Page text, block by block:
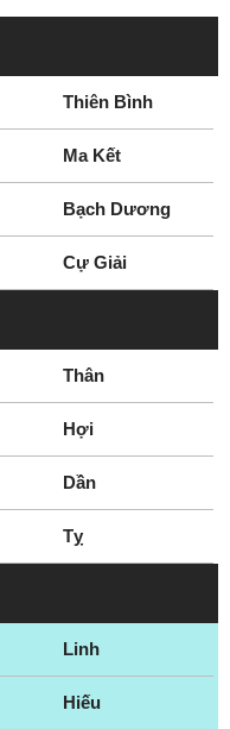
Thiên Bình
Ma Kết
Bạch Dương
Cự Giải
Thân
Hợi
Dần
Tỵ
Linh
Hiếu